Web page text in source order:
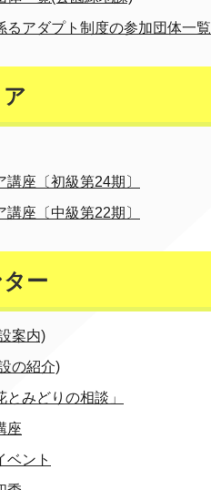
るアダプト制度の参加団体一覧
座〔初級第24期〕
座〔中級第22期〕
ー
案内)
の紹介)
みどりの相談」
座
ベント